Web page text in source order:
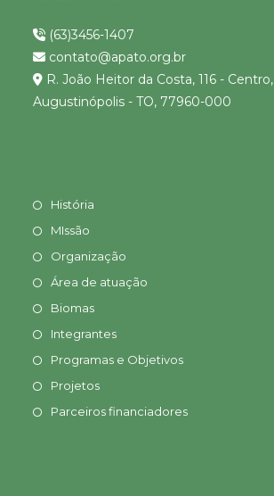
(63)3456-1407
contato@apato.org.br
R. João Heitor da Costa, 116 - Centro,
Augustinópolis - TO, 77960-000
História
MIssão
Organização
Área de atuação
Biomas
Integrantes
Programas e Objetivos
Projetos
Parceiros financiadores